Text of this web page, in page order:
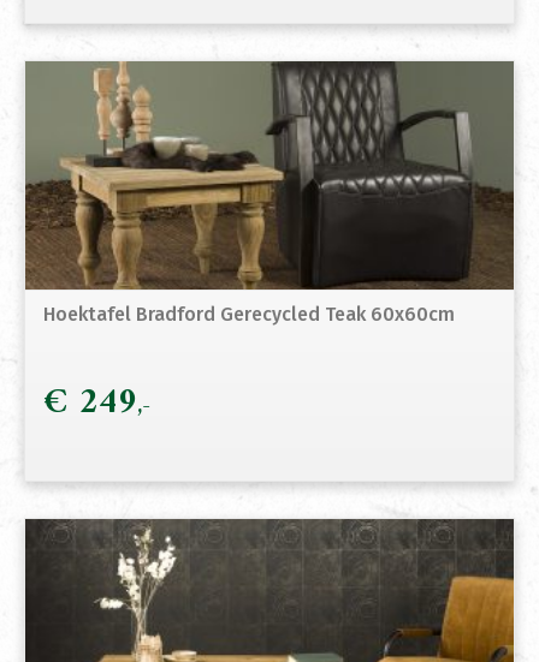
Hoektafel Bradford Gerecycled Teak 60x60cm
€ 249